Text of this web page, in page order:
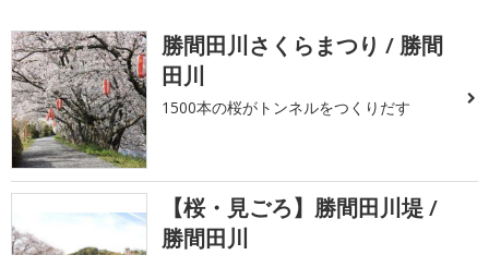
勝間田川さくらまつり / 勝間
田川
1500本の桜がトンネルをつくりだす
【桜・見ごろ】勝間田川堤 /
勝間田川